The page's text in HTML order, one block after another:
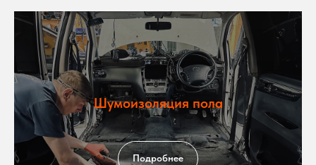
Шумоизоляция пола
Подробнее